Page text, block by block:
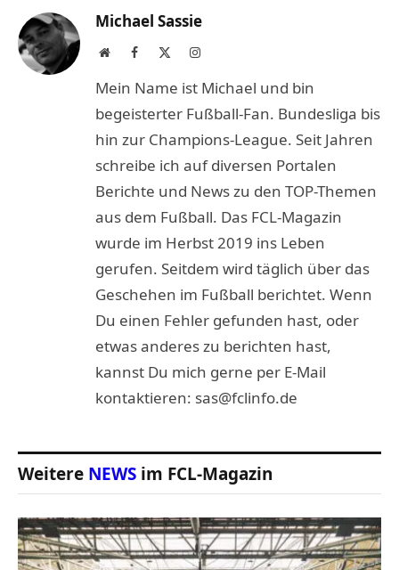
Michael Sassie
WebsiteFacebook Instagram
Mein Name ist Michael und bin
begeisterter Fußball-Fan. Bundesliga bis
hin zur Champions-League. Seit Jahren
schreibe ich auf diversen Portalen
Berichte und News zu den TOP-Themen
aus dem Fußball. Das FCL-Magazin
wurde im Herbst 2019 ins Leben
gerufen. Seitdem wird täglich über das
Geschehen im Fußball berichtet. Wenn
Du einen Fehler gefunden hast, oder
etwas anderes zu berichten hast,
kannst Du mich gerne per E-Mail
kontaktieren: sas@fclinfo.de
Weitere NEWS im FCL-Magazin